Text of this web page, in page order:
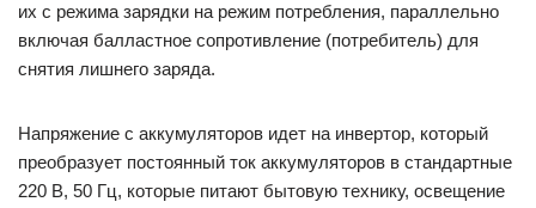
их с режима зарядки на режим потребления, параллельно
включая балластное сопротивление (потребитель) для
снятия лишнего заряда.
Напряжение с аккумуляторов идет на инвертор, который
преобразует постоянный ток аккумуляторов в стандартные
220 В, 50 Гц, которые питают бытовую технику, освещение